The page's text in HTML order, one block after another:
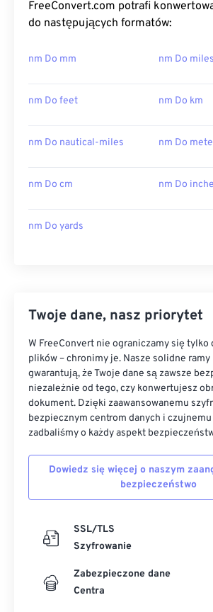
FreeConvert.com potrafi
do następujących formatów:
nm Do mm nm Do miles
nm Do feet nm Do km
nm Do nautical-miles nm Do
nm Do cm nm Do
nm Do yards
Twoje dane, nasz priorytet
W FreeConvert nie ograniczamy się tylko
plików – chronimy je. Nasze solidne
gwarantują, że Twoje dane są zawsze
niezależnie od tego, czy konwertujesz
dokument. Dzięki zaawansowanemu
bezpiecznym centrom danych i
zadbaliśmy o każdy aspekt
Dowiedz się więcej o naszym
bezpieczeństwo
SSL/TLS
Szyfrowanie
Zabezpieczone dane
Centra